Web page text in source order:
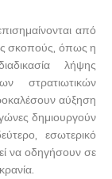
από
σκοπούς, όπως η
λήψης
αύξηση
δημιουργούν
εσωτερικό
να οδηγήσουν σε